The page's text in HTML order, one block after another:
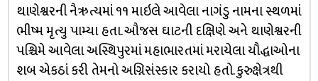
થાણેશ્વરની નૈઋત્યમાં ૧૧ માઇલે આવેલા નાગંડુ નામના સ્થળમાં
ભીષ્મ મૃત્યુ પામ્યા હતા. ઔજસ ઘાટની દક્ષિણે અને થાણેશ્વરની
પશ્ચિમે આવેલા અસ્થિપુરમાં મહાભારતમાં મરાયેલા યૌદ્ધાઓના
શબ એકઠાં કરી તેમનો અગ્નિસંસ્કાર કરાયો હતો. કુરુક્ષેત્રથી